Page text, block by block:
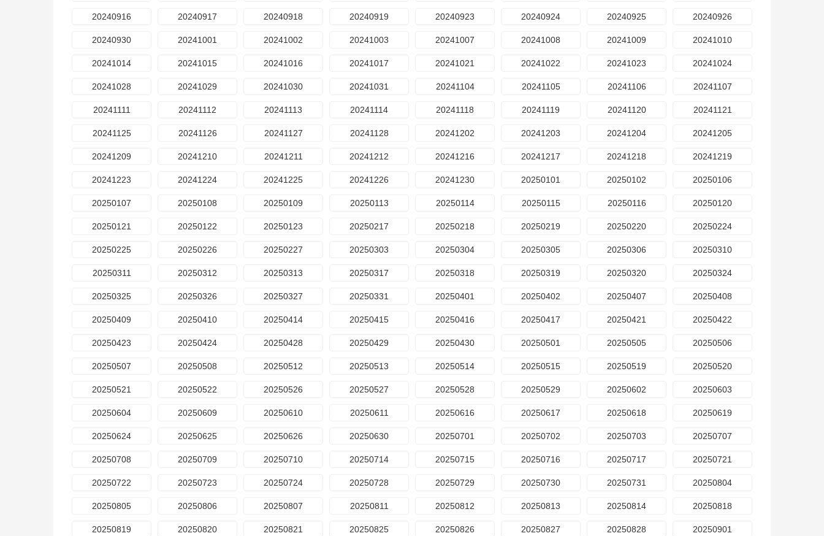
20240916 20240917 20240918 20240919 20240923 20240924 20240925 20240926
20240930 20241001 20241002 20241003 20241007 20241008 20241009 20241010
20241014 20241015 20241016 20241017 20241021 20241022 20241023 20241024
20241028 20241029 20241030 20241031 20241104 20241105 20241106 20241107
20241111 20241112 20241113 20241114 20241118 20241119 20241120 20241121
20241125 20241126 20241127 20241128 20241202 20241203 20241204 20241205
20241209 20241210 20241211 20241212 20241216 20241217 20241218 20241219
20241223 20241224 20241225 20241226 20241230 20250101 20250102 20250106
20250107 20250108 20250109 20250113 20250114 20250115 20250116 20250120
20250121 20250122 20250123 20250217 20250218 20250219 20250220 20250224
20250225 20250226 20250227 20250303 20250304 20250305 20250306 20250310
20250311 20250312 20250313 20250317 20250318 20250319 20250320 20250324
20250325 20250326 20250327 20250331 20250401 20250402 20250407 20250408
20250409 20250410 20250414 20250415 20250416 20250417 20250421 20250422
20250423 20250424 20250428 20250429 20250430 20250501 20250505 20250506
20250507 20250508 20250512 20250513 20250514 20250515 20250519 20250520
20250521 20250522 20250526 20250527 20250528 20250529 20250602 20250603
20250604 20250609 20250610 20250611 20250616 20250617 20250618 20250619
20250624 20250625 20250626 20250630 20250701 20250702 20250703 20250707
20250708 20250709 20250710 20250714 20250715 20250716 20250717 20250721
20250722 20250723 20250724 20250728 20250729 20250730 20250731 20250804
20250805 20250806 20250807 20250811 20250812 20250813 20250814 20250818
20250819 20250820 20250821 20250825 20250826 20250827 20250828 20250901